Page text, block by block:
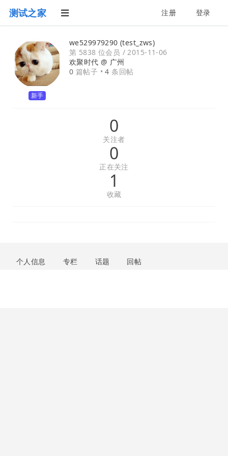
测试之家 注册 登录
新手
we529979290 (test_zws)
第 5838 位会员 /2015-11-06
欢聚时代 @ 广州
0 篇帖子 •4 条回帖
0
关注者
0
正在关注
1
收藏
个人信息 专栏 话题 回帖